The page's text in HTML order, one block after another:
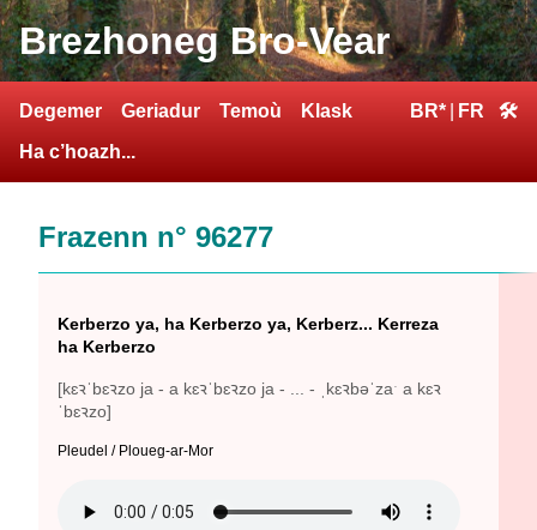
Brezhoneg Bro-Vear
Degemer Geriadur Temoù
Klask
Ha c’hoazh...
BR* FR 🛠
Frazenn n° 96277
Kerberzo ya, ha Kerberzo ya, Kerberz... Kerreza
ha Kerberzo
[kɛꝛˈbɛꝛzo ja - a kɛꝛˈbɛꝛzo ja - ... - ˌkɛꝛbəˈzaˑ a kɛꝛ
ˈbɛꝛzo]
Pleudel / Ploueg-ar-Mor